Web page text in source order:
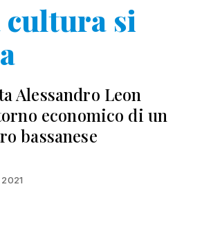
cultura si
Alessandro Leon
economico di un
bassanese